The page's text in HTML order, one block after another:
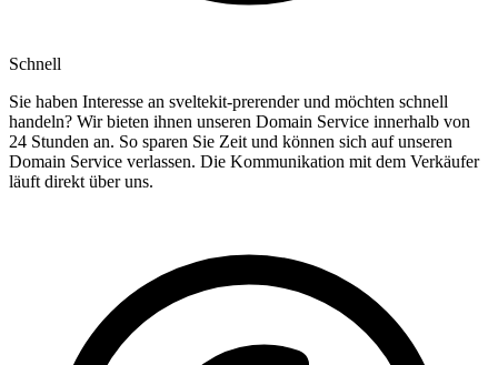
Schnell
Sie haben Interesse an sveltekit-prerender und möchten schnell
handeln? Wir bieten ihnen unseren Domain Service innerhalb von
24 Stunden an. So sparen Sie Zeit und können sich auf unseren
Domain Service verlassen. Die Kommunikation mit dem Verkäufer
läuft direkt über uns.